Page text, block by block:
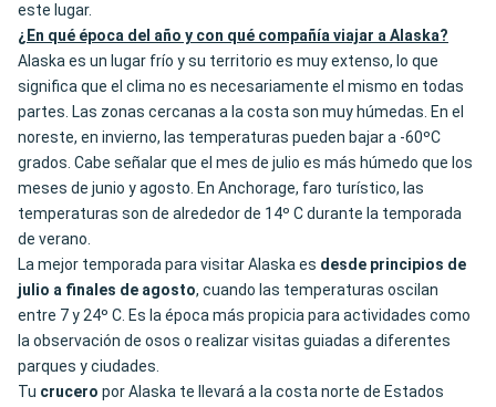
este lugar.
¿En qué época del año y con qué compañía viajar a Alaska?
Alaska es un lugar frío y su territorio es muy extenso, lo que
significa que el clima no es necesariamente el mismo en todas
partes. Las zonas cercanas a la costa son muy húmedas. En el
noreste, en invierno, las temperaturas pueden bajar a -60ºC
grados. Cabe señalar que el mes de julio es más húmedo que los
meses de junio y agosto. En Anchorage, faro turístico, las
temperaturas son de alrededor de 14º C durante la temporada
de verano.
La mejor temporada para visitar Alaska es desde principios de
julio a finales de agosto, cuando las temperaturas oscilan
entre 7 y 24º C. Es la época más propicia para actividades como
la observación de osos o realizar visitas guiadas a diferentes
parques y ciudades.
Tu crucero por Alaska te llevará a la costa norte de Estados